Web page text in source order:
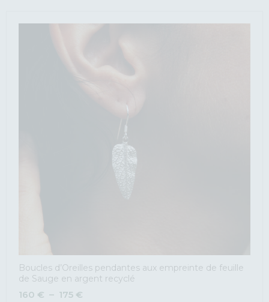
Boucles d’Oreilles pendantes aux empreinte de feuille
de Sauge en argent recyclé
160 € – 175 €